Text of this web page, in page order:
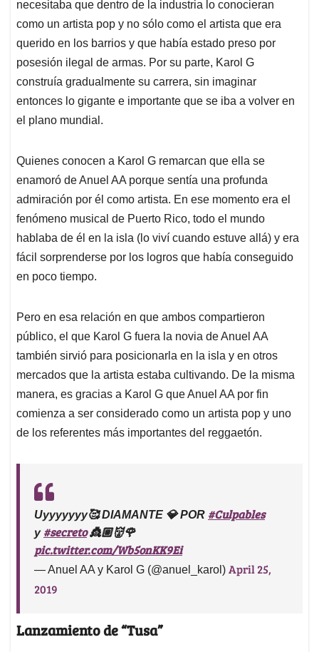
necesitaba que dentro de la industria lo conocieran
como un artista pop y no sólo como el artista que era
querido en los barrios y que había estado preso por
posesión ilegal de armas. Por su parte, Karol G
construía gradualmente su carrera, sin imaginar
entonces lo gigante e importante que se iba a volver en
el plano mundial.
Quienes conocen a Karol G remarcan que ella se
enamoró de Anuel AA porque sentía una profunda
admiración por él como artista. En ese momento era el
fenómeno musical de Puerto Rico, todo el mundo
hablaba de él en la isla (lo viví cuando estuve allá) y era
fácil sorprenderse por los logros que había conseguido
en poco tiempo.
Pero en esa relación en que ambos compartieron
público, el que Karol G fuera la novia de Anuel AA
también sirvió para posicionarla en la isla y en otros
mercados que la artista estaba cultivando. De la misma
manera, es gracias a Karol G que Anuel AA por fin
comienza a ser considerado como un artista pop y uno
de los referentes más importantes del reggaetón.
Uyyyyyyy🥰 DIAMANTE 💎 POR #Culpables
y #secreto👸🏼👹🌹
pic.twitter.com/Wb5onKK9Ei
— Anuel AA y Karol G (@anuel_karol) April 25,
2019
Lanzamiento de “Tusa”